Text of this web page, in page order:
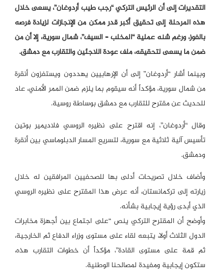
التقديرات إلى أن الرئيس التركي “رجب طيب أردوغان”، يسعى خلال
هذه المرحلة إلى تحقيق أكبر قدر ممكن من الإنجازات لزيادة فرصه
بالفوز، ورغم شنه عملية “المخلب – السيف”، شمال سورية، إلا أن من
ضمن ما يسعى لتحقيقه، ملف عودة اللاجئين والتقارب مع دمشق.
وبينما أشار “أردوغان” إلى أن الإرهابيين يهددون ويستفزون أنقرة
من شمال سورية، مؤكداً أنه سيقوم بما يلزم ضمن الممر الأمني، عاد
للحديث عن مقترح للتقارب مع دمشق بوساطة روسية.
وقال “أردوغان”، إنه اقترح على نظيره الروسي فلاديمير بوتين
تأسيس آلية ثلاثية مع سورية، لتسريع المسار الدبلوماسي بين أنقرة
ودمشق.
وأضاف خلال تصريحات أدلى بها للصحفيين المرافقين له خلال
زيارته إلى تركمانستان، أنه عرض هذا المقترح على نظيره الروسي
الذي أبدى رؤية إيجابية بشأنه.
وأوضح أن المقترح التركي ينص “على اجتماع بين أجهزة مخابرات
الدول الثلاث أولا، يتبعه لقاء على مستوى وزراء الدفاع ثم الخارجية،
ثم قمة على مستوى القادة”، مؤكداً أن خطوات التقارب هذه،
ستكون إيجابية ومفيدة لمصالحنا الوطنية.